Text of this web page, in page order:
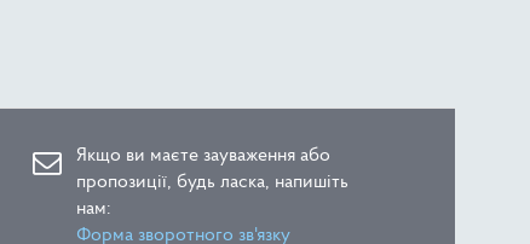
Якщо ви маєте зауваження або
пропозиції, будь ласка, напишіть
нам:
Форма зворотного зв'язку